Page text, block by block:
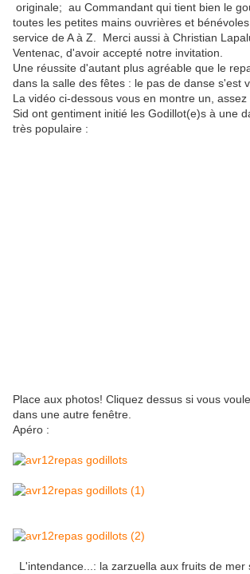
originale; au Commandant qui tient bien le
toutes les petites mains ouvrières et
service de A à Z. Merci aussi à Christian
Ventenac, d'avoir accepté notre invitation.
Une réussite d'autant plus agréable que le
dans la salle des fêtes : le pas de danse s'est
La vidéo ci-dessous vous en montre un,
Sid ont gentiment initié les Godillot(e)s à une
très populaire :
Place aux photos! Cliquez dessus si vous
dans une autre fenêtre.
Apéro :
L'intendance...: la zarzuella aux fruits de mer